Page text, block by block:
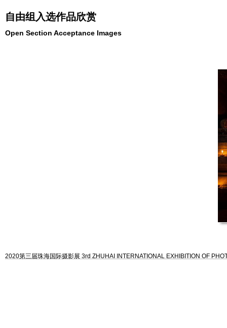
自由组入选作品欣赏
Open Section Acceptance Images
2020第三届珠海国际摄影展 3rd ZHUHAI INTERNATIONAL EXHIBITION OF